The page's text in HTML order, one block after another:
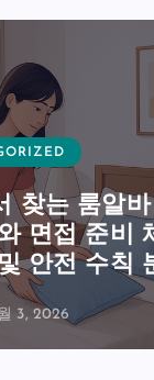
구
체크
분석